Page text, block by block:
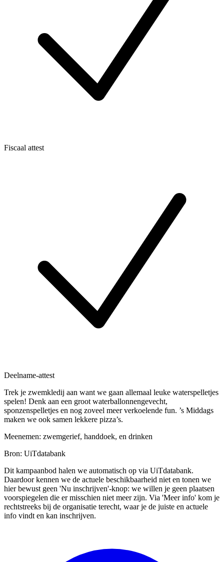
Fiscaal attest
Deelname-attest
Trek je zwemkledij aan want we gaan allemaal leuke waterspelletjes
spelen! Denk aan een groot waterballonnengevecht,
sponzenspelletjes en nog zoveel meer verkoelende fun. ’s Middags
maken we ook samen lekkere pizza’s.
Meenemen: zwemgerief, handdoek, en drinken
Bron: UiTdatabank
Dit kampaanbod halen we automatisch op via UiTdatabank.
Daardoor kennen we de actuele beschikbaarheid niet en tonen we
hier bewust geen 'Nu inschrijven'-knop: we willen je geen plaatsen
voorspiegelen die er misschien niet meer zijn. Via 'Meer info' kom je
rechtstreeks bij de organisatie terecht, waar je de juiste en actuele
info vindt en kan inschrijven.